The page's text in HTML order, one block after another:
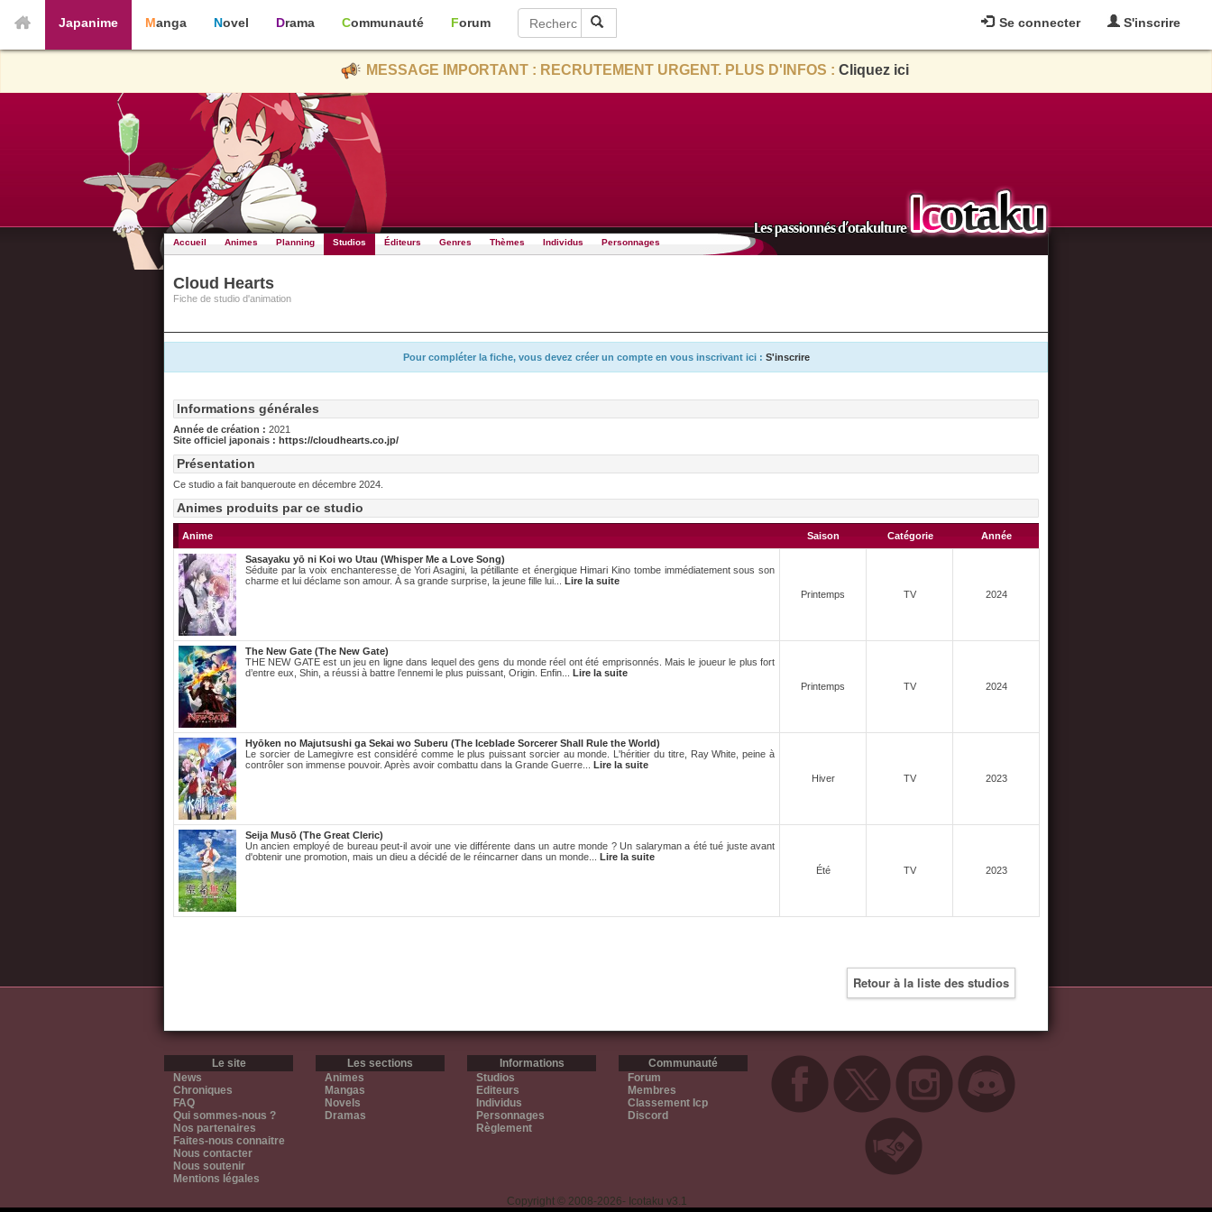
Se connecter S'inscrire
Japanime Manga Novel Drama Communauté Forum
MESSAGE IMPORTANT : RECRUTEMENT URGENT. PLUS D'INFOS : Cliquez ici
Accueil Animes Planning Studios Éditeurs Genres Thèmes Individus Personnages
Cloud Hearts
Fiche de studio d'animation
Pour compléter la fiche, vous devez créer un compte en vous inscrivant ici : S'inscrire
Informations générales
Année de création : 2021
Site officiel japonais : https://cloudhearts.co.jp/
Présentation
Ce studio a fait banqueroute en décembre 2024.
Animes produits par ce studio
Anime Saison Catégorie Année
Sasayaku yō ni Koi wo Utau (Whisper Me a Love Song)
Séduite par la voix enchanteresse de Yori Asagini, la pétillante et énergique Himari Kino tombe immédiatement sous son
charme et lui déclame son amour. À sa grande surprise, la jeune fille lui... Lire la suite
Printemps
TV 2024
The New Gate (The New Gate)
THE NEW GATE est un jeu en ligne dans lequel des gens du monde réel ont été emprisonnés. Mais le joueur le plus fort
d’entre eux, Shin, a réussi à battre l’ennemi le plus puissant, Origin. Enfin... Lire la suite
Printemps
TV 2024
Hyōken no Majutsushi ga Sekai wo Suberu (The Iceblade Sorcerer Shall Rule the World)
Le sorcier de Lamegivre est considéré comme le plus puissant sorcier au monde. L'héritier du titre, Ray White, peine à
contrôler son immense pouvoir. Après avoir combattu dans la Grande Guerre... Lire la suite
Hiver
TV 2023
Seija Musō (The Great Cleric)
Un ancien employé de bureau peut-il avoir une vie différente dans un autre monde ? Un salaryman a été tué juste avant
d'obtenir une promotion, mais un dieu a décidé de le réincarner dans un monde... Lire la suite
Été
TV 2023
Retour à la liste des studios
Le site
News
Chroniques
FAQ
Qui sommes-nous ?
Nos partenaires
Faites-nous connaitre
Nous contacter
Nous soutenir
Mentions légales
Les sections
Animes
Mangas
Novels
Dramas
Informations
Studios
Editeurs
Individus
Personnages
Règlement
Communauté
Forum
Membres
Classement Icp
Discord
Copyright © 2008-2026- Icotaku v3.1